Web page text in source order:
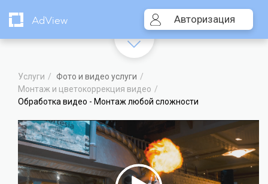
AdView Авторизация
Услуги
Фото и видео услуги
Монтаж и цветокоррекция видео
Обработка видео - Монтаж любой сложности
Видеоплеер